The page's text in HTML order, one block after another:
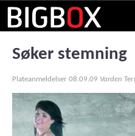
Søker stemning
Plateanmeldelser 08.09.09 Varden